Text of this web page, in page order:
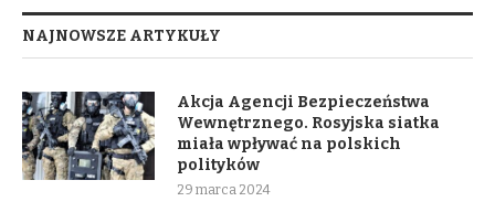
NAJNOWSZE ARTYKUŁY
Akcja Agencji Bezpieczeństwa
Wewnętrznego. Rosyjska siatka
miała wpływać na polskich
polityków
29 marca 2024